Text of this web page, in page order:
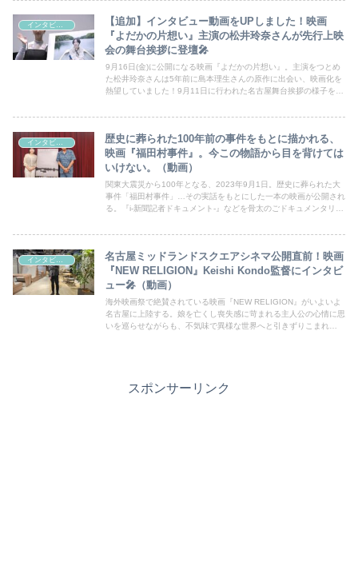
インタビュー
【追加】インタビュー動画をUPしました！映画
『よだかの片想い』主演の松井玲奈さんが先行上映
会の舞台挨拶に登壇🎤
9月16日(金)に公開になる映画『よだかの片想い』。主演をつとめ
た松井玲奈さんは5年前に島本理生さんの原作に出会い、映画化を
熱望していました！9月11日に行われた名古屋舞台挨拶の様子を動
インタビュー
歴史に葬られた100年前の事件をもとに描かれる、
映画『福田村事件』。今この物語から目を背けては
いけない。（動画）
関東大震災から100年となる、2023年9月1日。歴史に葬られた大
事件「福田村事件」…その実話をもとにした一本の映画が公開され
る。『i-新聞記者ドキュメント-』などを骨太のごドキュメンタリー
インタビュー
名古屋ミッドランドスクエアシネマ公開直前！映画
『NEW RELIGION』Keishi Kondo監督にインタビ
ュー🎤（動画）
海外映画祭で絶賛されている映画『NEW RELIGION』がいよいよ
名古屋に上陸する。娘を亡くし喪失感に苛まれる主人公の心情に思
いを巡らせながらも、不気味で異様な世界へと引きずりこまれ
スポンサーリンク